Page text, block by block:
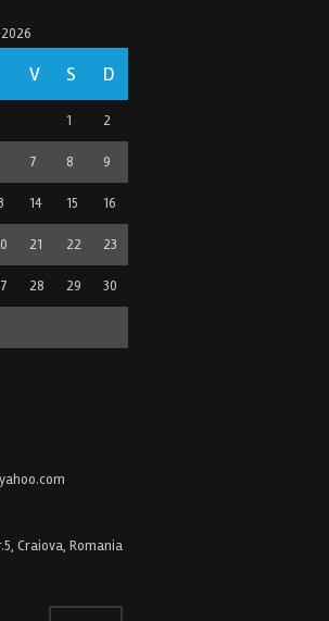
V S D
1 2
7 8 9
14 15 16
21 22 23
28 29 30
Craiova, Romania